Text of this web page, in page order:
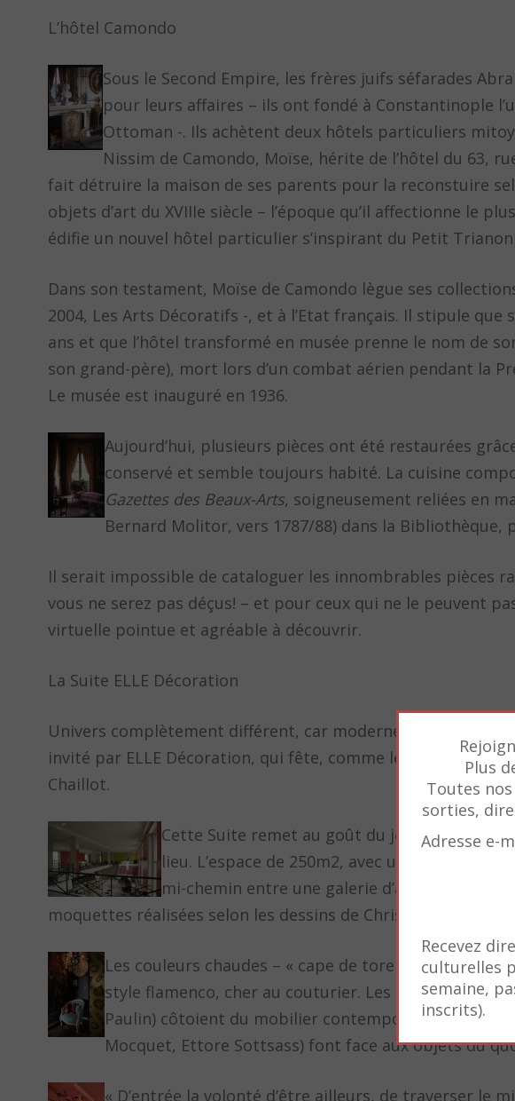
L’hôtel Camondo
Sous le Second Empire, les frères juifs séfarades
pour leurs affaires – ils ont fondé à Constantinople
Ottoman -. Ils achètent deux hôtels particuliers
Nissim de Camondo, Moïse, hérite de l’hôtel du 63,
fait détruire la maison de ses parents pour la reconstuire
objets d’art du XVIIIe siècle – l’époque qu’il affectionne le
édifie un nouvel hôtel particulier s’inspirant du Petit Trianon
Dans son testament, Moïse de Camondo lègue ses
2004, Les Arts Décoratifs -, et à l’Etat français. Il stipule
ans et que l’hôtel transformé en musée prenne le nom de
son grand-père), mort lors d’un combat aérien pendant la
Le musée est inauguré en 1936.
Aujourd’hui, plusieurs pièces ont été restaurées
conservé et semble toujours habité. La cuisine
Gazettes des Beaux-Arts, soigneusement reliées en
Bernard Molitor, vers 1787/88) dans la
Il serait impossible de cataloguer les innombrables pièces
vous ne serez pas déçus! – et pour ceux qui ne le peuvent
virtuelle pointue et agréable à découvrir.
La Suite ELLE Décoration
Univers complètement différent, car moderne, mais conçu
invité par ELLE Décoration, qui fête, comme le couturier,
Chaillot.
Cette Suite remet au goût du jour
lieu. L’espace de 250m2, avec une vue
mi-chemin entre une galerie d’art et un
moquettes réalisées selon les dessins de Christian Lacroix.
Les couleurs chaudes – « cape de torero » (rouge
style flamenco, cher au couturier. Les pièces
Paulin) côtoient du mobilier contemporain. Des
Mocquet, Ettore Sottsass) font face aux objets du
« D’entrée la volonté d’être ailleurs, de traverser le
Plus
Toutes
sorties,
Adresse e-
Recevez
culturelles
semaine,
inscrits).